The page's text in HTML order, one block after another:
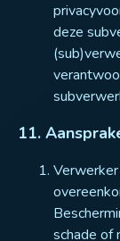
deze
11.
schade of